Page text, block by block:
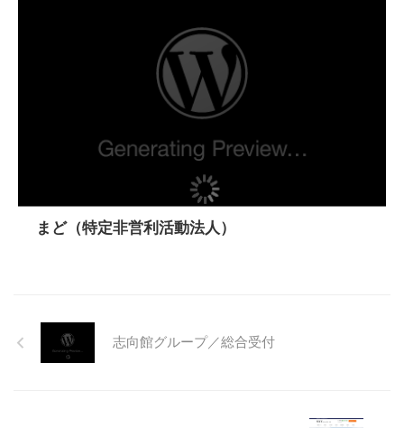
まど（特定非営利活動法人）
志向館グループ／総合受付